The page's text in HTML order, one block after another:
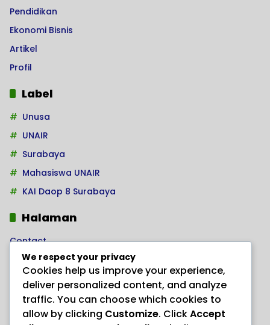
Pendidikan
Ekonomi Bisnis
Artikel
Profil
Label
Unusa
UNAIR
Surabaya
Mahasiswa UNAIR
KAI Daop 8 Surabaya
Halaman
Contact
Home
Kode Etik Jurnalistik
Pedoman Hak Jawab
Pedoman Media Siber
We respect your privacy
Cookies help us improve your experience,
deliver personalized content, and analyze
traffic. You can choose which cookies to
allow by clicking Customize. ClickAccept